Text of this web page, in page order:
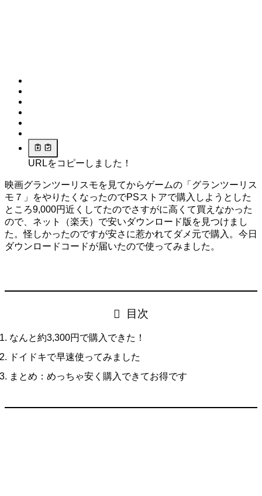
URLをコピーしました！
映画グランツーリスモを見てからゲームの「グランツーリス
モ７」をやりたくなったのでPSストアで購入しようとした
ところ9,000円近くしてたのでさすがに高くて買えなかった
ので、ネット（楽天）で安いダウンロード版を見つけまし
た。怪しかったのですが安さに惹かれてダメ元で購入。今日
ダウンロードコードが届いたので使ってみました。
目次
なんと約3,300円で購入できた！
ドイドキで早速使ってみました
まとめ：めっちゃ安く購入できてお得です